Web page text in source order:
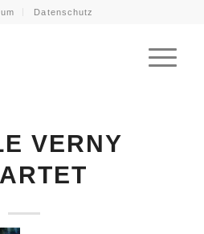
Datenschutz
VERNY